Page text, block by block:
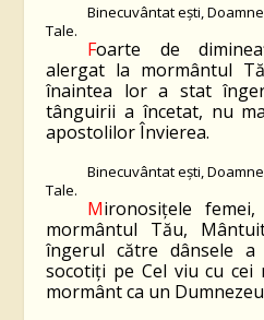
Binecuvântat ești,
Tale.
Foarte de
alergat la mormântul
înaintea lor a stat
tânguirii a încetat, nu
apostolilor Învierea.
Binecuvântat ești,
Tale.
Mironosițele
mormântul Tău,
îngerul către dânsele
socotiți pe Cel viu cu cei
mormânt ca un